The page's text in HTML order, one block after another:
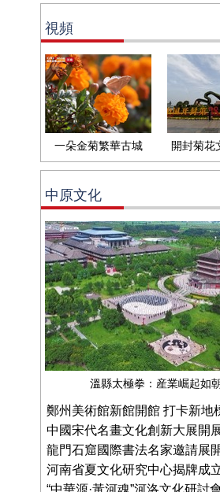
視頻
一朵金菊繁華古城 開封菊花
中原文化
溫縣太極拳：産業崛起如
鄭州美術館新館開館 打卡新地
中國宋代名畫文化創新大展開
龍門石窟國際書法名家邀請展
河南省夏文化研究中心揭牌成
“中華源·黃河魂”河洛文化研討